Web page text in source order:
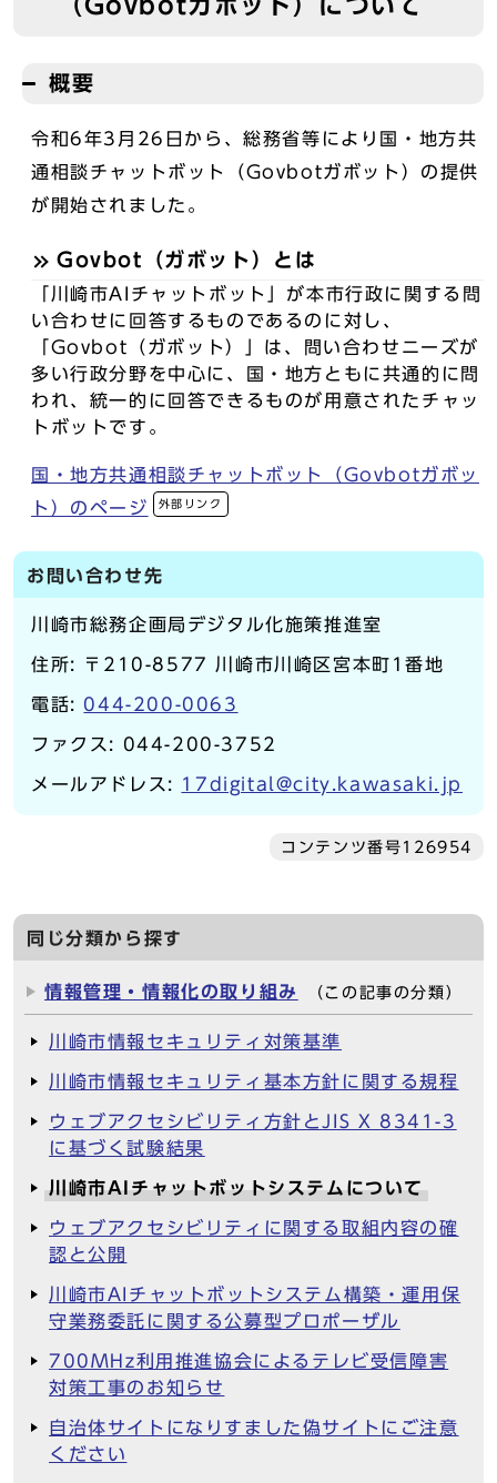
（Govbotガボット）について
概要
令和6年3⽉26⽇から、総務省等により国・地⽅共
通相談チャットボット（Govbotガボット）の提供
が開始されました。
Govbot（ガボット）とは
「川崎市AIチャットボット」が本市行政に関する問
い合わせに回答するものであるのに対し、
「Govbot（ガボット）」は、問い合わせニーズが
多い行政分野を中心に、国・地方ともに共通的に問
われ、統一的に回答できるものが用意されたチャッ
トボットです。
国・地⽅共通相談チャットボット（Govbotガボッ
ト）のページ
外部リンク
お問い合わせ先
川崎市総務企画局デジタル化施策推進室
住所: 〒210-8577 川崎市川崎区宮本町1番地
電話: 044-200-0063
ファクス: 044-200-3752
メールアドレス: 17digital@city.kawasaki.jp
コンテンツ番号126954
同じ分類から探す
情報管理・情報化の取り組み （この記事の分類）
川崎市情報セキュリティ対策基準
川崎市情報セキュリティ基本方針に関する規程
ウェブアクセシビリティ方針とJIS X 8341-3
に基づく試験結果
川崎市AIチャットボットシステムについて
ウェブアクセシビリティに関する取組内容の確
認と公開
川崎市AIチャットボットシステム構築・運用保
守業務委託に関する公募型プロポーザル
700MHz利用推進協会によるテレビ受信障害
対策工事のお知らせ
自治体サイトになりすました偽サイトにご注意
ください